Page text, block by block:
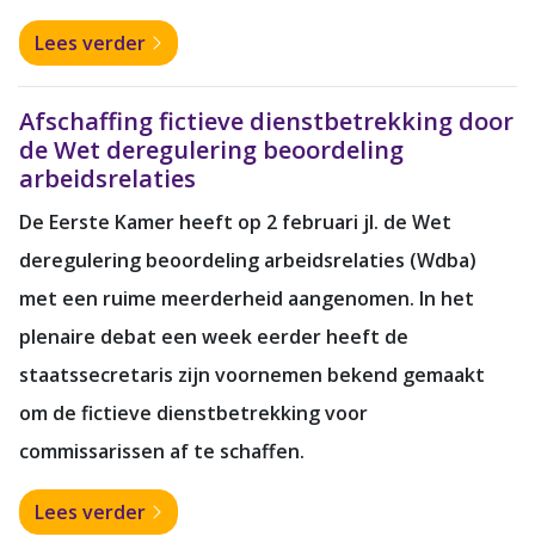
Lees verder
Afschaffing fictieve dienstbetrekking door
de Wet deregulering beoordeling
arbeidsrelaties
De Eerste Kamer heeft op 2 februari jl. de Wet
deregulering beoordeling arbeidsrelaties (Wdba)
met een ruime meerderheid aangenomen. In het
plenaire debat een week eerder heeft de
staatssecretaris zijn voornemen bekend gemaakt
om de fictieve dienstbetrekking voor
commissarissen af te schaffen.
Lees verder